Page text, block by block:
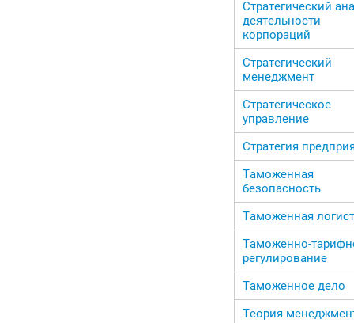
Стратегический
деятельности
корпораций
Стратегический
менеджмент
Стратегическое
управление
Стратегия
Таможенная
безопасность
Таможенная
Таможенно-
регулирование
Таможенное дело
Теория